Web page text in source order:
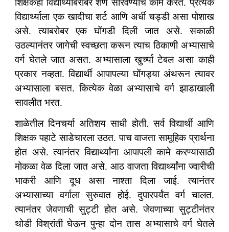
शिक्षकही विद्यार्थ्यांबरोबर शेण सारवण्याचे काम करत. प्रत्येक
विद्यार्थ्याला एक खादीचा शर्ट आणि अर्धी चड्डी असा पोशाख
असे. त्याबरोबर एक घोंगडी दिली जात असे. सकाळी
उठल्यानंतर जागेची स्वच्छता करून त्याच ठिकाणी अभ्यासाचे
वर्ग घेतले जात असत. अभ्यासाला खुर्च्या टेबल असा काही
प्रकार नव्हता. विद्यार्थी आपापल्या घोंगड्या अंथरून त्यावर
अभ्यासाला बसत. कित्येक वेळा अभ्यासाचे वर्ग झाडाखाली
सावलीत भरत.
शाळेतील दिनचर्या अतिशय साधी होती. सर्व विद्यार्थी आणि
शिक्षक पहाटे साडेचारला उठत. पाच वाजता सामूहिक प्रार्थना
होत असे. त्यानंतर विद्यार्थ्यांना आपापली कामे करण्यासाठी
मोकळा वेळ दिला जात असे. आठ वाजता विद्यार्थ्यांना ज्वारीची
भाकरी आणि दूध असा नाश्ता दिला जाई. त्यानंतर
अभ्यासाच्या वर्गाला सुरुवात होई. दुपारपर्यंत वर्ग चालत.
त्यानंतर जेवणाची सुट्टी होत असे. जेवणाच्या सुट्टीनंतर
थोडी विश्रांती घेऊन पुन्हा दोन तास अभ्यासाचे वर्ग घेतले